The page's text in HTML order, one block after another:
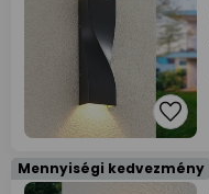
Mennyiségi kedvezmény